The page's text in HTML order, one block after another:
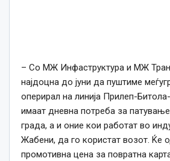
– Со МЖ Инфаструктура и МЖ
најдоцна до јуни да пуштиме
оперирал на линија Прилеп-
имаат дневна потреба за
града, а и оние кои работат во
Жабени, да го користат возот. Ќе
промотивна цена за повратна